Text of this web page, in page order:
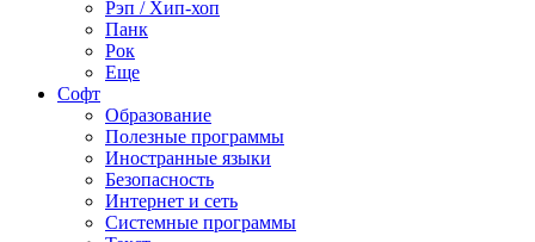
Рэп / Хип-хоп
Панк
Рок
Еще
Софт
Образование
Полезные программы
Иностранные языки
Безопасность
Интернет и сеть
Системные программы